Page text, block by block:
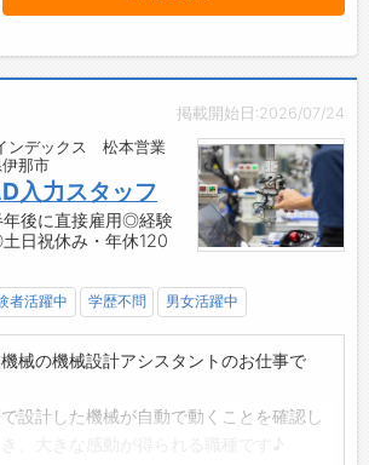
りをしっかりと待遇還元をしていく制度
、皆勤手当、資格手当、出張手当なども
所や時短勤務制度、育児支援などがあり
性社員2名の育児休暇取得実績あり！制度
るだけではなく、しっかりと社内実績が
な職場環境◎】
務時間の相談をして定時前に退社するこ
能です！
クライフバランスに合わせて、柔軟に対
掲載開始日:2026/07/24
ンデックス 松本営業
那市
入力スタッフ
年後に直接雇用◎経験
日祝休み・年休120
者活躍中 学歴不問 男女活躍中
械の機械設計アシスタントのお仕事で
設計した機械が自動で動くことを確認し